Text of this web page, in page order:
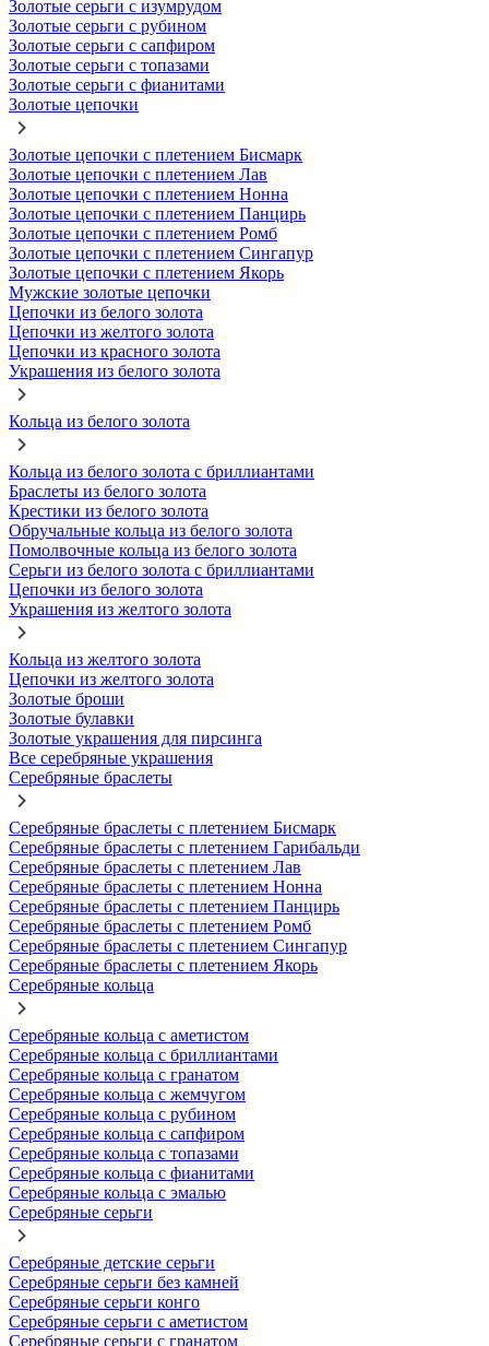
Золотые серьги с изумрудом
Золотые серьги с рубином
Золотые серьги с сапфиром
Золотые серьги с топазами
Золотые серьги с фианитами
Золотые цепочки
Золотые цепочки с плетением Бисмарк
Золотые цепочки с плетением Лав
Золотые цепочки с плетением Нонна
Золотые цепочки с плетением Панцирь
Золотые цепочки с плетением Ромб
Золотые цепочки с плетением Сингапур
Золотые цепочки с плетением Якорь
Мужские золотые цепочки
Цепочки из белого золота
Цепочки из желтого золота
Цепочки из красного золота
Украшения из белого золота
Кольца из белого золота
Кольца из белого золота с бриллиантами
Браслеты из белого золота
Крестики из белого золота
Обручальные кольца из белого золота
Помолвочные кольца из белого золота
Серьги из белого золота с бриллиантами
Цепочки из белого золота
Украшения из желтого золота
Кольца из желтого золота
Цепочки из желтого золота
Золотые броши
Золотые булавки
Золотые украшения для пирсинга
Все серебряные украшения
Серебряные браслеты
Серебряные браслеты с плетением Бисмарк
Серебряные браслеты с плетением Гарибальди
Серебряные браслеты с плетением Лав
Серебряные браслеты с плетением Нонна
Серебряные браслеты с плетением Панцирь
Серебряные браслеты с плетением Ромб
Серебряные браслеты с плетением Сингапур
Серебряные браслеты с плетением Якорь
Серебряные кольца
Серебряные кольца с аметистом
Серебряные кольца с бриллиантами
Серебряные кольца с гранатом
Серебряные кольца с жемчугом
Серебряные кольца с рубином
Серебряные кольца с сапфиром
Серебряные кольца с топазами
Серебряные кольца с фианитами
Серебряные кольца с эмалью
Серебряные серьги
Серебряные детские серьги
Серебряные серьги без камней
Серебряные серьги конго
Серебряные серьги с аметистом
Серебряные серьги с гранатом